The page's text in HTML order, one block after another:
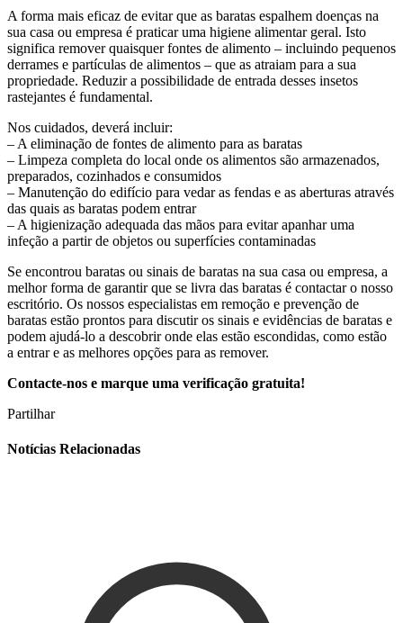
A forma mais eficaz de evitar que as baratas espalhem doenças na
sua casa ou empresa é praticar uma higiene alimentar geral. Isto
significa remover quaisquer fontes de alimento – incluindo pequenos
derrames e partículas de alimentos – que as atraiam para a sua
propriedade. Reduzir a possibilidade de entrada desses insetos
rastejantes é fundamental.
Nos cuidados, deverá incluir:
– A eliminação de fontes de alimento para as baratas
– Limpeza completa do local onde os alimentos são armazenados,
preparados, cozinhados e consumidos
– Manutenção do edifício para vedar as fendas e as aberturas através
das quais as baratas podem entrar
– A higienização adequada das mãos para evitar apanhar uma
infeção a partir de objetos ou superfícies contaminadas
Se encontrou baratas ou sinais de baratas na sua casa ou empresa, a
melhor forma de garantir que se livra das baratas é contactar o nosso
escritório. Os nossos especialistas em remoção e prevenção de
baratas estão prontos para discutir os sinais e evidências de baratas e
podem ajudá-lo a descobrir onde elas estão escondidas, como estão
a entrar e as melhores opções para as remover.
Contacte-nos e marque uma verificação gratuita!
Partilhar
Notícias Relacionadas